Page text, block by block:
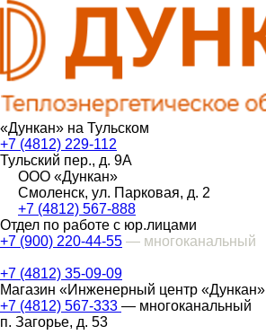
«Дункан» на Тульском
+7 (4812) 229-112
Тульский пер., д. 9А
ООО «Дункан»
Смоленск, ул. Парковая, д. 2
+7 (4812) 567-888
Отдел по работе с юр.лицами
+7 (900) 220-44-55 — многоканальный
+7 (4812) 35-09-09
Магазин «Инженерный центр «Дункан»
+7 (4812) 567-333 — многоканальный
п. Загорье, д. 53